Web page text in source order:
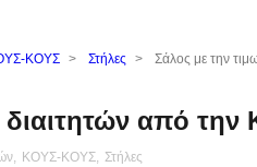
ΚΟΥΣ > Στήλες >
Σάλος με την
διαιτητών από
, ΚΟΥΣ-ΚΟΥΣ, Στήλες